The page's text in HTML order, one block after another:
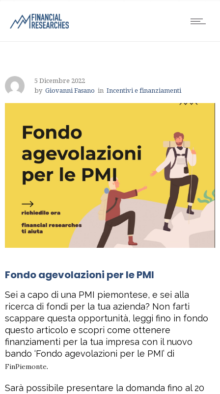
5 Dicembre 2022
by Giovanni Fasano in Incentivi e finanziamenti
Fondo agevolazioni per le PMI
Sei a capo di una PMI piemontese, e sei alla
ricerca di fondi per la tua azienda? Non farti
scappare questa opportunità, leggi fino in fondo
questo articolo e scopri come ottenere
finanziamenti per la tua impresa con il nuovo
bando ‘Fondo agevolazioni per le PMI’ di
FinPiemonte.
Sarà possibile presentare la domanda fino al 20